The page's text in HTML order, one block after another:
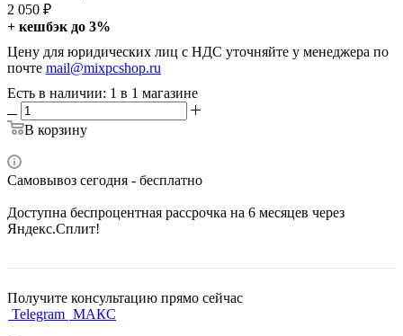
2 050 ₽
+ кешбэк до 3%
Цену для юридических лиц с НДС уточняйте у менеджера по
почте mail@mixpcshop.ru
Есть в наличии: 1 в 1 магазине
В корзину
Самовывоз сегодня - бесплатно
Доступна беспроцентная рассрочка на 6 месяцев через
Яндекс.Сплит!
Получите консультацию прямо сейчас
Telegram МАКС